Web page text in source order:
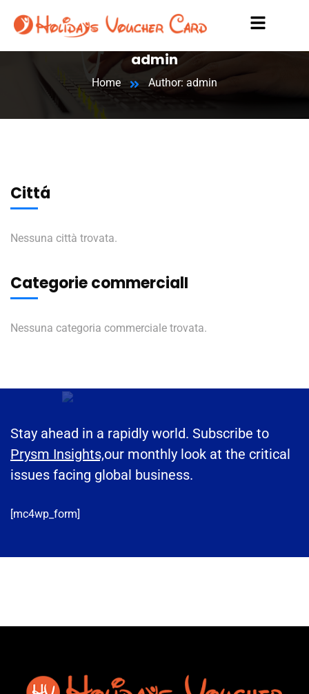
admin
Home Author: admin
Cittá
Nessuna città trovata.
Categorie commercialI
Nessuna categoria commerciale trovata.
Stay ahead in a rapidly world. Subscribe to
Prysm Insights,our monthly look at the critical
issues facing global business.
[mc4wp_form]